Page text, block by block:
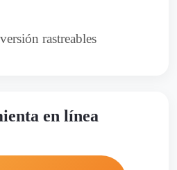
rastreables
en línea